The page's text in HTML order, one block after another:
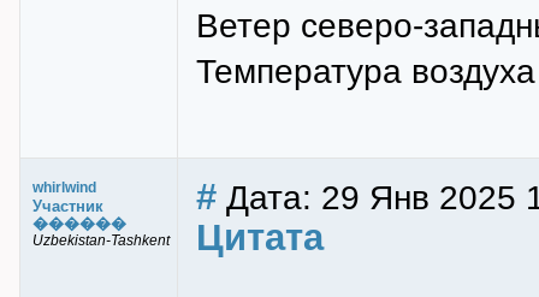
Ветер северо-
Температура
whirlwind
Участник
������
Uzbekistan-Tashkent
# Дата: 29 Янв 2025
Цитата